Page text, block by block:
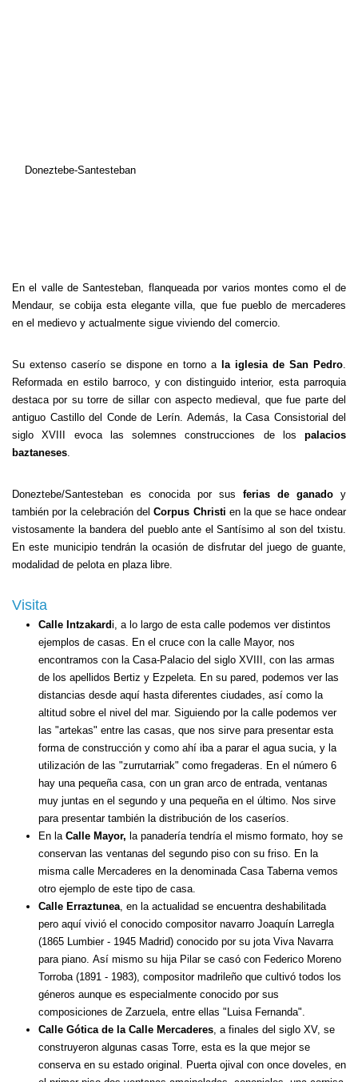
Doneztebe-Santesteban
En el valle de Santesteban, flanqueada por varios montes como el de
Mendaur, se cobija esta elegante villa, que fue pueblo de mercaderes
en el medievo y actualmente sigue viviendo del comercio.
Su extenso caserío se dispone en torno a la iglesia de San Pedro.
Reformada en estilo barroco, y con distinguido interior, esta parroquia
destaca por su torre de sillar con aspecto medieval, que fue parte del
antiguo Castillo del Conde de Lerín. Además, la Casa Consistorial del
siglo XVIII evoca las solemnes construcciones de los palacios
baztaneses.
Doneztebe/Santesteban es conocida por sus ferias de ganado y
también por la celebración delCorpus Christi en la que se hace ondear
vistosamente la bandera del pueblo ante el Santísimo al son del txistu.
En este municipio tendrán la ocasión de disfrutar del juego de guante,
modalidad de pelota en plaza libre.
Visita
Calle Intzakardi, a lo largo de esta calle podemos ver distintos
ejemplos de casas. En el cruce con la calle Mayor, nos
encontramos con la Casa-Palacio del siglo XVIII, con las armas
de los apellidos Bertiz y Ezpeleta. En su pared, podemos ver las
distancias desde aquí hasta diferentes ciudades, así como la
altitud sobre el nivel del mar. Siguiendo por la calle podemos ver
las "artekas" entre las casas, que nos sirve para presentar esta
forma de construcción y como ahí iba a parar el agua sucia, y la
utilización de las "zurrutarriak" como fregaderas. En el número 6
hay una pequeña casa, con un gran arco de entrada, ventanas
muy juntas en el segundo y una pequeña en el último. Nos sirve
para presentar también la distribución de los caseríos.
En la Calle Mayor, la panadería tendría el mismo formato, hoy se
conservan las ventanas del segundo piso con su friso. En la
misma calle Mercaderes en la denominada Casa Taberna vemos
otro ejemplo de este tipo de casa.
Calle Erraztunea, en la actualidad se encuentra deshabilitada
pero aquí vivió el conocido compositor navarro Joaquín Larregla
(1865 Lumbier - 1945 Madrid) conocido por su jota Viva Navarra
para piano. Así mismo su hija Pilar se casó con Federico Moreno
Torroba (1891 - 1983), compositor madrileño que cultivó todos los
géneros aunque es especialmente conocido por sus
composiciones de Zarzuela, entre ellas "Luisa Fernanda".
Calle Gótica de la Calle Mercaderes, a finales del siglo XV, se
construyeron algunas casas Torre, esta es la que mejor se
conserva en su estado original. Puerta ojival con once doveles, en